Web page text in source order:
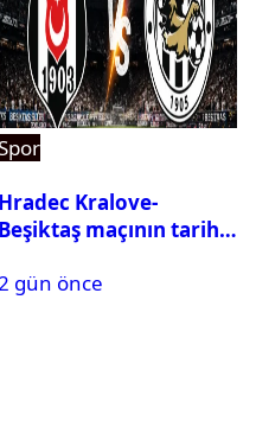
Hradec Kralove-
Beşiktaş maçının tarihi
gün önce